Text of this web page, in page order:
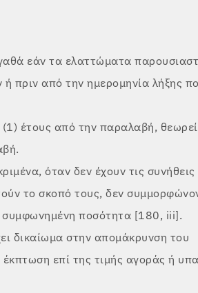
εάν τα ελαττώματα
πριν από την ημερομηνία λήξης
έτους από την παραλαβή,
όταν δεν έχουν τις συνήθεις
το σκοπό τους, δεν
συμφωνημένη ποσότητα [180, iii].
δικαίωμα στην απομάκρυνση του
επί της τιμής αγοράς ή